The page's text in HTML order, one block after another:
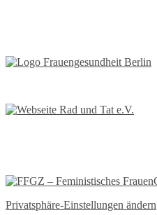
Privatsphäre-Einstellungen ändern